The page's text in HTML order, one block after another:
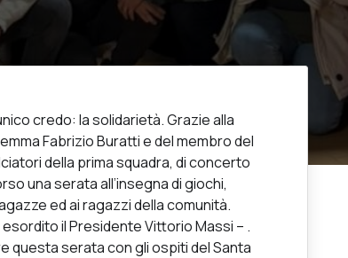
credo: la solidarietà. Grazie alla
Fabrizio Buratti e del membro del
della prima squadra, di concerto
una serata all’insegna di giochi,
ed ai ragazzi della comunità.
il Presidente Vittorio Massi – .
questa serata con gli ospiti del Santa